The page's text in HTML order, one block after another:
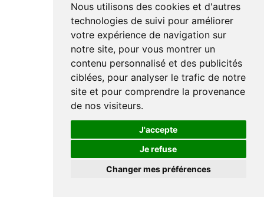
Nous utilisons des cookies et d'autres
technologies de suivi pour améliorer
votre expérience de navigation sur
notre site, pour vous montrer un
contenu personnalisé et des publicités
ciblées, pour analyser le trafic de notre
site et pour comprendre la provenance
de nos visiteurs.
J'accepte
Je refuse
Changer mes préférences